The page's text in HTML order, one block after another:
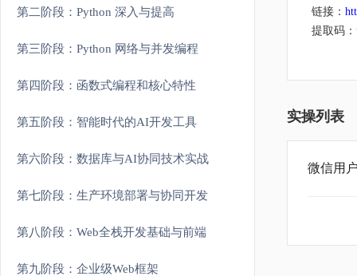
第二阶段：Python 深入与提高
第三阶段：Python 网络与并发编程
第四阶段：函数式编程和核心特性
第五阶段：智能时代的AI开发工具
第六阶段：数据库与AI协同技术实战
第七阶段：生产环境部署与协同开发
第八阶段：Web全栈开发基础与前端
第九阶段：企业级Web框架
链接：
提取码
实操列表
微信用